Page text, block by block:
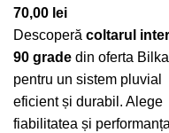
70,00 lei
Descoperă coltarul
90 grade din oferta Bilka
pentru un sistem pluvial
eficient și durabil. Alege
fiabilitatea și performanța